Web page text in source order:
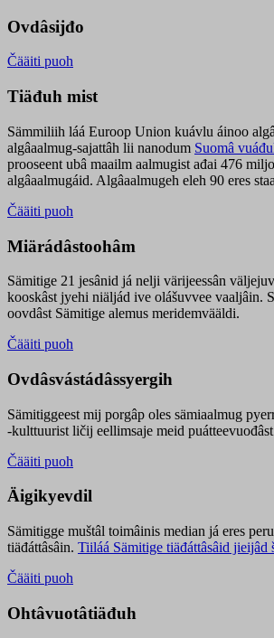
Ovdâsijđo
Čääiti puoh
Tiäđuh mist
Sämmiliih láá Euroop Union kuávlu áinoo
algâaalmug-sajattâh lii nanodum Suomâ
prooseent ubâ maailm aalmugist ađai 476
algâaalmugáid. Algâaalmugeh eleh 90 eres
Čääiti puoh
Miärádâstoohâm
Sämitige 21 jesânid já nelji värijeessân
kooskâst jyehi niäljád ive olášuvvee vaaljâin.
oovdâst Sämitige alemus meridemvääldi.
Čääiti puoh
Ovdâsvástádâssyergih
Sämitiggeest mij porgâp oles sämiaalmug
-kulttuurist ličij eellimsaje meid
Čääiti puoh
Äigikyevdil
Sämitigge muštâl toimâinis median já eres
tiäđáttâsâin. Tiiláá Sämitige tiäđáttâsâid jieijâd
Čääiti puoh
Ohtâvuotâtiäđuh